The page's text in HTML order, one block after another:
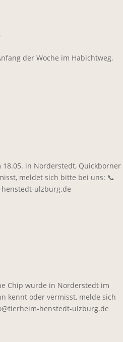
der Woche im Habichtweg,
in Norderstedt, Quickborner
meldet sich bitte bei uns: 📞
henstedt-ulzburg.de
Chip wurde in Norderstedt im
kennt oder vermisst, melde sich
henstedt-ulzburg.de